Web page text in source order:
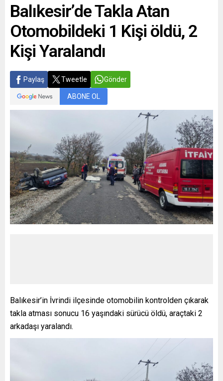
Balıkesir’de Takla Atan
Otomobildeki 1 Kişi öldü, 2
Kişi Yaralandı
Paylaş Tweetle Gönder
ABONE OL
Balıkesir’in İvrindi ilçesinde otomobilin kontrolden çıkarak
takla atması sonucu 16 yaşındaki sürücü öldü, araçtaki 2
arkadaşı yaralandı.